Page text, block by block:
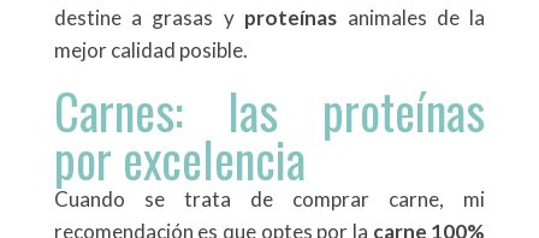
destine a grasas y proteínas animales de la
mejor calidad posible.
Carnes: las proteínas
por excelencia
Cuando se trata de comprar carne, mi
recomendación es que optes por la carne 100%